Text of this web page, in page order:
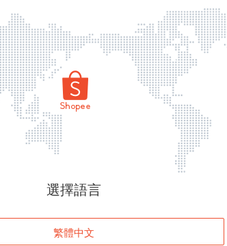
頁面無法顯示
登入
選擇語言
繁體中文